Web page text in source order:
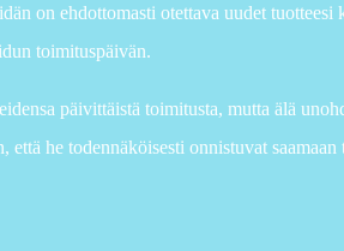
on ehdottomasti otettava uudet
toimituspäivän.
päivittäistä toimitusta, mutta älä
he todennäköisesti onnistuvat